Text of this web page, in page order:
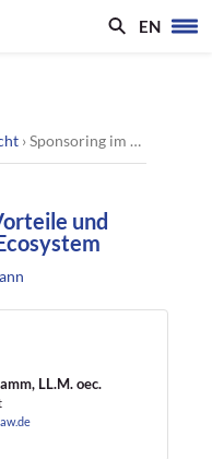
EN
›Sponsoring im E-Sport: Vorteile und Anleitung zum Start ins Ecosystem
und
LL.M. oec.